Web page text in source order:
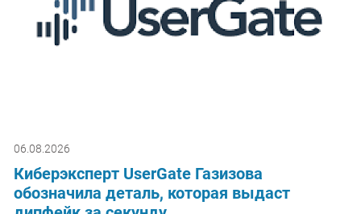
06.08.2026
Киберэксперт UserGate Газизова
обозначила деталь, которая выдаст